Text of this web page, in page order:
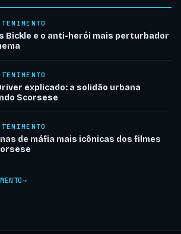
Bickle e o anti-herói mais perturbador
explicado: a solidão urbana
Scorsese
de máfia mais icônicas dos filmes